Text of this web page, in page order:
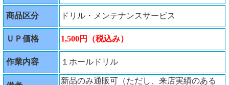
商品区分 ドリル・メンテナンスサービス
ＵＰ価格 1,500円（税込み）
作業内容 １ホールドリル
新品のみ通販可（ただし、来店実績のある